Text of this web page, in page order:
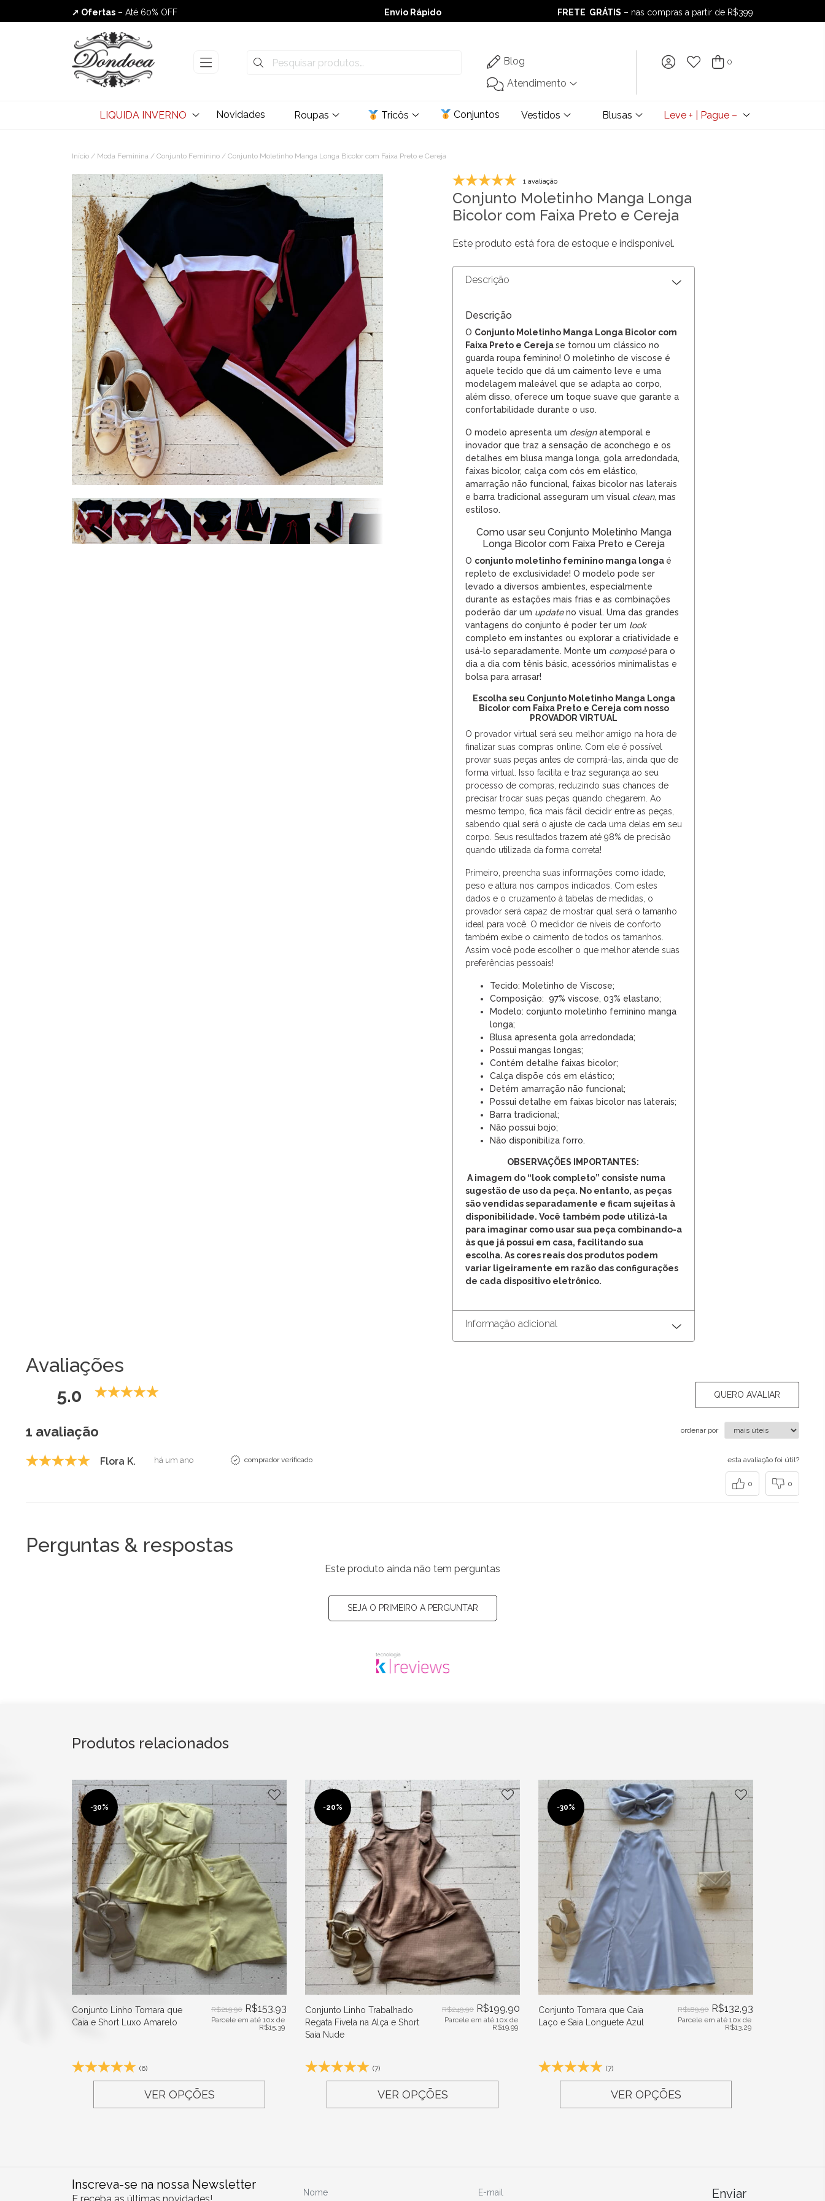
➚ Ofertas – Até 60% OFF
Envio Rápido
Envio Rápido
➚ Ofertas– Até 60% OFF
FRETE GRÁTIS – nas compras a partir de R$399
FRETE GRÁTIS– nas compras a partir de R$399
Blog
Atendimento
0
LIQUIDA INVERNO Novidades Roupas Tricôs Conjuntos Vestidos Blusas Leve + | Pague –
Início / Moda Feminina / Conjunto Feminino / Conjunto Moletinho Manga Longa Bicolor com Faixa Preto e Cereja
1 avaliação
Conjunto Moletinho Manga Longa
Bicolor com Faixa Preto e Cereja
Este produto está fora de estoque e indisponível.
Descrição
Descrição
O Conjunto Moletinho Manga Longa Bicolor com
Faixa Preto e Cerejase tornou um clássico no
guarda roupa feminino! O moletinho de viscose é
aquele tecido que dá um caimento leve e uma
modelagem maleável que se adapta ao corpo,
além disso, oferece um toque suave que garante a
confortabilidade durante o uso.
O modelo apresenta um designatemporal e
inovador que traz a sensação de aconchego e os
detalhes em blusa manga longa, gola arredondada,
faixas bicolor, calça com cós em elástico,
amarração não funcional, faixas bicolor nas laterais
e barra tradicional asseguram um visual clean, mas
estiloso.
Como usar seu Conjunto Moletinho Manga
Longa Bicolor com Faixa Preto e Cereja
O conjunto moletinho feminino manga longa é
repleto de exclusividade! O modelo pode ser
levado a diversos ambientes, especialmente
durante as estações mais frias e as combinações
poderão dar um updateno visual. Uma das grandes
vantagens do conjunto é poder ter um look
completo em instantes ou explorar a criatividade e
usá-lo separadamente. Monte um composèpara o
dia a dia com tênis básic, acessórios minimalistas e
bolsa para arrasar!
Escolha seu Conjunto Moletinho Manga Longa
Bicolor com Faixa Preto e Cereja com nosso
PROVADOR VIRTUAL
O provador virtual será seu melhor amigo na hora de
finalizar suas compras online. Com ele é possível
provar suas peças antes de comprá-las, ainda que de
forma virtual. Isso facilita e traz segurança ao seu
processo de compras, reduzindo suas chances de
precisar trocar suas peças quando chegarem. Ao
mesmo tempo, fica mais fácil decidir entre as peças,
sabendo qual será o ajuste de cada uma delas em seu
corpo. Seus resultados trazem até 98% de precisão
quando utilizada da forma correta!
Primeiro, preencha suas informações como idade,
peso e altura nos campos indicados. Com estes
dados e o cruzamento à tabelas de medidas, o
provador será capaz de mostrar qual será o tamanho
ideal para você. O medidor de níveis de conforto
também exibe o caimento de todos os tamanhos.
Assim você pode escolher o que melhor atende suas
preferências pessoais!
Tecido: Moletinho de Viscose;
Composição: 97% viscose, 03% elastano;
Modelo: conjunto moletinho feminino manga
longa;
Blusa apresenta gola arredondada;
Possui mangas longas;
Contém detalhe faixas bicolor;
Calça dispõe cós em elástico;
Detém amarração não funcional;
Possui detalhe em faixas bicolor nas laterais;
Barra tradicional;
Não possui bojo;
Não disponibiliza forro.
OBSERVAÇÕES IMPORTANTES:
A imagem do “look completo” consiste numa
sugestão de uso da peça. No entanto, as peças
são vendidas separadamente e ficam sujeitas à
disponibilidade. Você também pode utilizá-la
para imaginar como usar sua peça combinando-a
às que já possui em casa, facilitando sua
escolha. As cores reais dos produtos podem
variar ligeiramente em razão das configurações
de cada dispositivo eletrônico.
Informação adicional
Avaliações
5.0 QUERO AVALIAR
1 avaliação ordenar por
Flora K. há um ano comprador verificado esta avaliação foi útil?
0 0
Perguntas & respostas
Este produto ainda não tem perguntas
SEJA O PRIMEIRO A PERGUNTAR
Produtos relacionados
-30%
Conjunto Linho Tomara que
Caia e Short Luxo Amarelo
R$219,90 R$153,93
Parcele em até 10x de
R$15,39
(6)
VER OPÇÕES
-20%
Conjunto Linho Trabalhado
Regata Fivela na Alça e Short
Saia Nude
R$249,90 R$199,90
Parcele em até 10x de
R$19,99
(7)
VER OPÇÕES
-30%
Conjunto Tomara que Caia
Laço e Saia Longuete Azul
R$189,90 R$132,93
Parcele em até 10x de
R$13,29
(7)
VER OPÇÕES
Inscreva-se na nossa Newsletter
Enviar